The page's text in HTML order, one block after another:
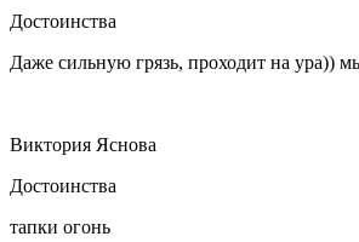
Достоинства
Даже сильную грязь, проходит на ура))
Виктория Яснова
Достоинства
тапки огонь